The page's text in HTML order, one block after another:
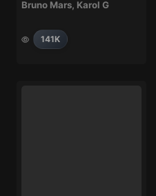
Bruno Mars, Karol G
141K